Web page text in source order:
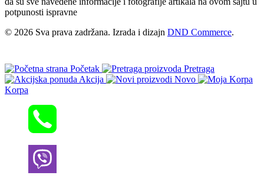
potpunosti ispravne
© 2026 Sva prava zadržana. Izrada i dizajn DND Commerce.
Početak
Pretraga
Akcija
Novo
Korpa